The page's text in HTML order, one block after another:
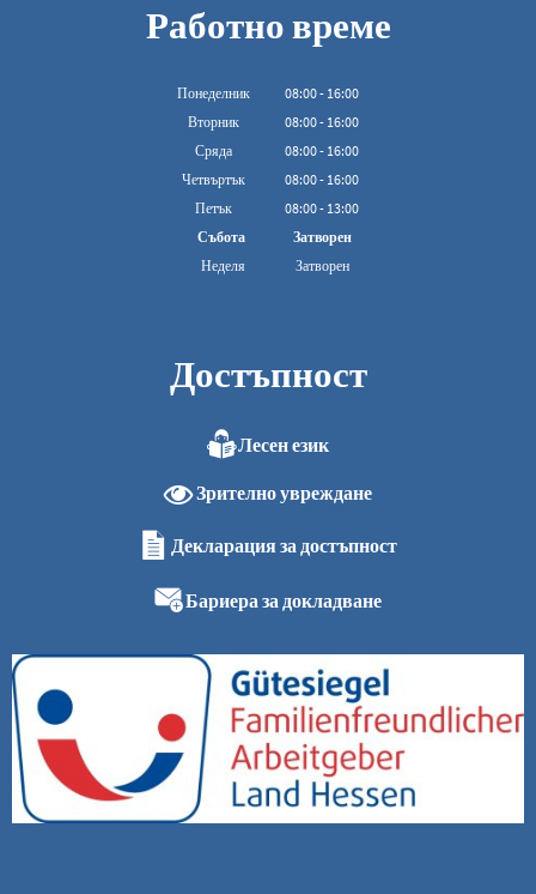
Работно време
Понеделник 08:00- 16:00
От 08:00 до 16:00
Вторник 08:00- 16:00
От 08:00 до 16:00
Сряда 08:00- 16:00
От 08:00 до 16:00
Четвъртък 08:00- 16:00
От 08:00 до 16:00
Петък 08:00- 13:00
Събота
Затворен
Неделя
Затворен
Достъпност
Лесен език
Зрително увреждане
Декларация за достъпност
Бариера за докладване